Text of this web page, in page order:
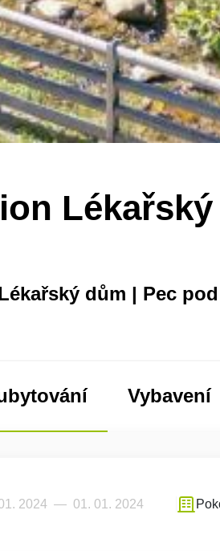
dům | Pec
Vybavení